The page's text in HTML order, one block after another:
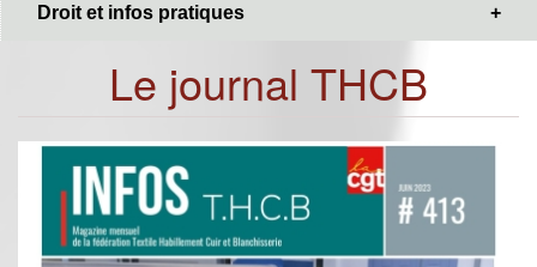
Droit et infos pratiques
Le journal THCB